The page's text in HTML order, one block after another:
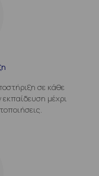
σε κάθε
μέχρι